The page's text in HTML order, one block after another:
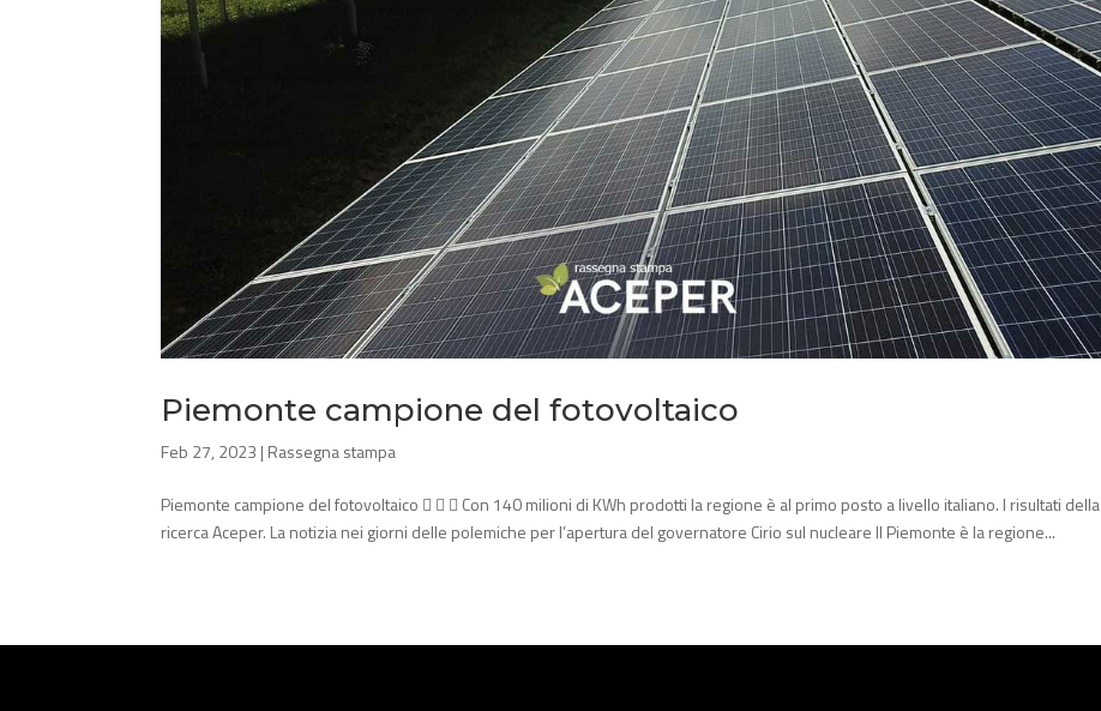
Piemonte campione del fotovoltaico
Feb 27, 2023 | Rassegna stampa
Piemonte campione del fotovoltaico    Con 140 milioni di KWh prodotti la regione è al primo posto a livello italiano. I risultati della
ricerca Aceper. La notizia nei giorni delle polemiche per l’apertura del governatore Cirio sul nucleare Il Piemonte è la regione...